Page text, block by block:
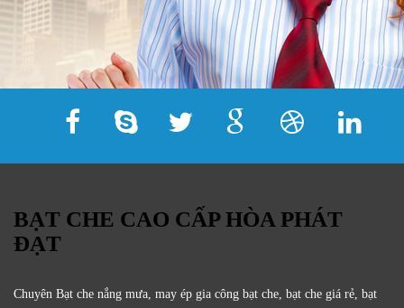
BẠT CHE CAO CẤP HÒA PHÁT
ĐẠT
Chuyên Bạt che nắng mưa, may ép gia công bạt che, bạt che giá rẻ, bạt